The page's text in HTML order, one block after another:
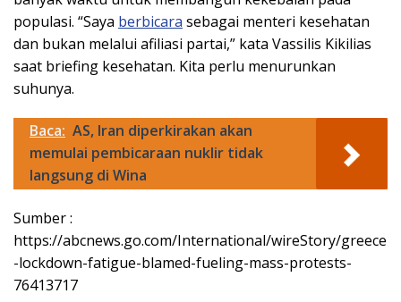
populasi. “Saya berbicara sebagai menteri kesehatan
dan bukan melalui afiliasi partai,” kata Vassilis Kikilias
saat briefing kesehatan. Kita perlu menurunkan
suhunya.
Baca: AS, Iran diperkirakan akan
memulai pembicaraan nuklir tidak
langsung di Wina
Sumber :
https://abcnews.go.com/International/wireStory/greece
-lockdown-fatigue-blamed-fueling-mass-protests-
76413717